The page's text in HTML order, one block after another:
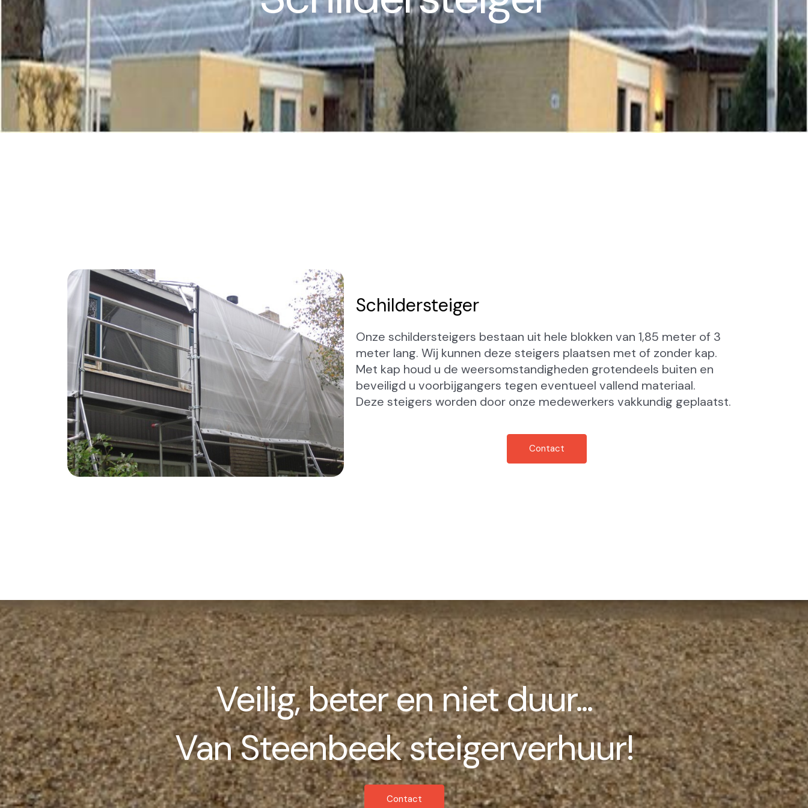
Schildersteiger
Onze schildersteigers bestaan uit hele blokken van 1,85 meter of 3
meter lang. Wij kunnen deze steigers plaatsen met of zonder kap.
Met kap houd u de weersomstandigheden grotendeels buiten en
beveiligd u voorbijgangers tegen eventueel vallend materiaal.
Deze steigers worden door onze medewerkers vakkundig geplaatst.
Contact
Veilig, beter en niet duur...
Van Steenbeek steigerverhuur!
Contact